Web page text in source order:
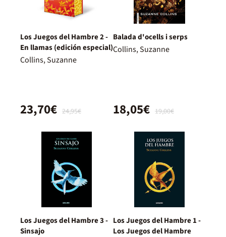
Los Juegos del Hambre 2 -
En llamas (edición especial)
Collins, Suzanne
24,95€
23,70€
Balada d'ocells i serps
Collins, Suzanne
19,00€
18,05€
Los Juegos del Hambre 3 -
Sinsajo
Los Juegos del Hambre 1 -
Los Juegos del Hambre